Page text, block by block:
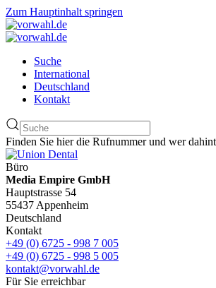
Zum Hauptinhalt springen
Suche
International
Deutschland
Kontakt
Finden Sie hier die Rufnummer und wer
Büro
Media Empire GmbH
Hauptstrasse 54
55437 Appenheim
Deutschland
Kontakt
+49 (0) 6725 - 998 7 005
+49 (0) 6725 - 998 5 005
kontakt@vorwahl.de
Für Sie erreichbar